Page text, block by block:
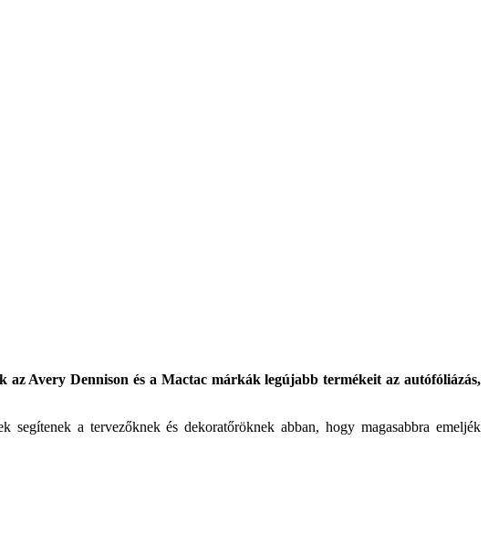
Avery Dennison és a Mactac márkák legújabb termékeit az autófóliázás,
a tervezőknek és dekoratőröknek abban, hogy magasabbra emeljék